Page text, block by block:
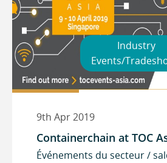
Industry
Events/
9th Apr 2019
Containerchain at TOC
Événements du secteur /